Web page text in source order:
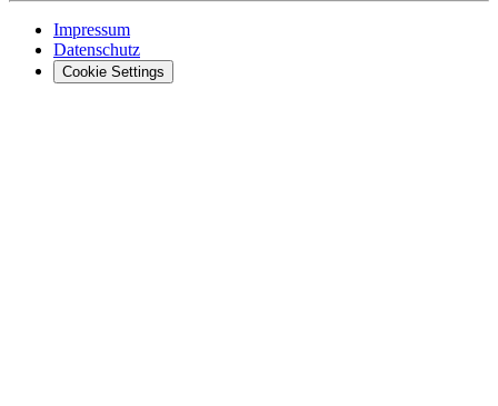
Impressum
Datenschutz
Cookie Settings